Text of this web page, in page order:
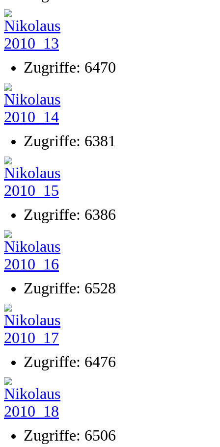
Zugriffe: 6470
Zugriffe: 6381
Zugriffe: 6386
Zugriffe: 6528
Zugriffe: 6476
Zugriffe: 6506